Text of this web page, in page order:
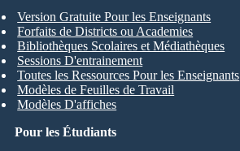
Pour les Étudiants
Version Gratuite Pour les Enseignants
Forfaits de Districts ou Academies
Bibliothèques Scolaires et Médiathèques
Sessions D'entrainement
Toutes les Ressources Pour les Enseignants
Modèles de Feuilles de Travail
Modèles D'affiches